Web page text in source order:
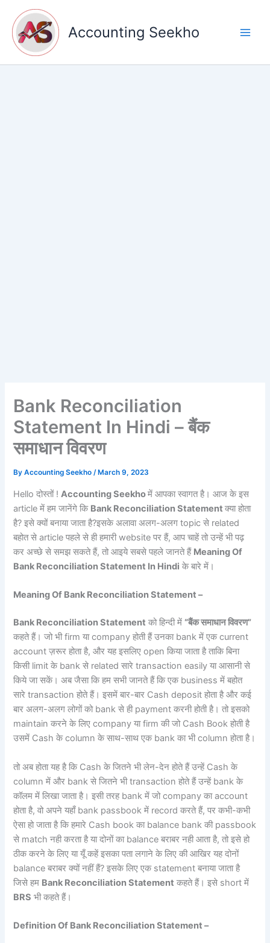
content
Accounting Seekho
Bank Reconciliation
Statement In Hindi – बैंक
समाधान विवरण
ByAccounting Seekho/ March 9, 2023
Hello दोस्तों !Accounting Seekhoमें आपका स्वागत है। आज के इस
article में हम जानेंगे कि Bank Reconciliation Statementक्या होता
है? इसे क्यों बनाया जाता है?इसके अलावा अलग-अलग topic से related
बहोत से article पहले से ही हमारी website पर हैं, आप चाहें तो उन्हें भी पढ़
कर अच्छे से समझ सकते हैं, तो आइये सबसे पहले जानते हैं Meaning Of
Bank Reconciliation Statement In Hindi के बारे में।
Meaning Of Bank Reconciliation Statement –
Bank Reconciliation Statement को हिन्दी में “बैंक समाधान विवरण”
कहते हैं। जो भी firm या company होती हैं उनका bank में एक current
account ज़रूर होता है, और यह इसलिए open किया जाता है ताकि बिना
किसी limit के bank से related सारे transaction easily या आसानी से
किये जा सकें। अब जैसा कि हम सभी जानते हैं कि एक business में बहोत
सारे transaction होते हैं। इसमें बार-बार Cash deposit होता है और कई
बार अलग-अलग लोगों को bank से ही payment करनी होती है। तो इसको
maintain करने के लिए company या firm की जो Cash Book होती है
उसमें Cash के column के साथ-साथ एक bank का भी column होता है।
तो अब होता यह है कि Cash के जितने भी लेन-देन होते हैं उन्हें Cash के
column में और bank से जितने भी transaction होते हैं उन्हें bank के
कॉलम में लिखा जाता है। इसी तरह bank में जो company का account
होता है, वो अपने यहाँ bank passbook में record करते हैं, पर कभी-कभी
ऐसा हो जाता है कि हमारे Cash book का balance bank की passbook
से match नही करता है या दोनों का balance बराबर नही आता है, तो इसे हो
ठीक करने के लिए या यूँ कहें इसका पता लगाने के लिए की आखिर यह दोनों
balance बराबर क्यों नहीं हैं? इसके लिए एक statement बनाया जाता है
जिसे हम Bank Reconciliation Statement कहते हैं। इसे short में
BRS भी कहते हैं।
Definition Of Bank Reconciliation Statement –